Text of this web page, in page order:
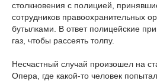
столкновения с полицией,
сотрудников правоохранительных
бутылками. В ответ полицейские
газ, чтобы рассеять толпу.
Несчастный случай произошел на
Опера, где какой-то человек